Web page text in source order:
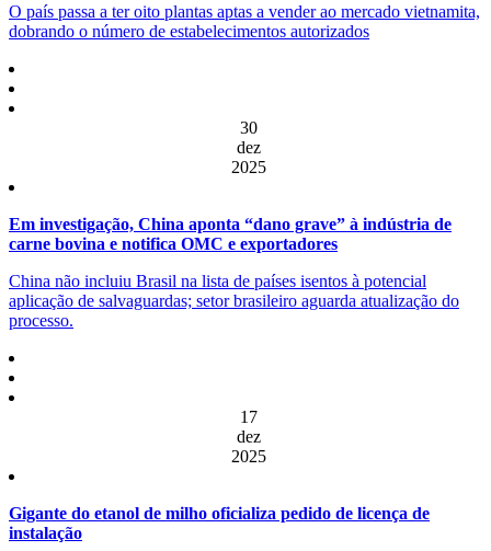
O país passa a ter oito plantas aptas a vender ao mercado vietnamita,
dobrando o número de estabelecimentos autorizados
30
dez
2025
Em investigação, China aponta “dano grave” à indústria de
carne bovina e notifica OMC e exportadores
China não incluiu Brasil na lista de países isentos à potencial
aplicação de salvaguardas; setor brasileiro aguarda atualização do
processo.
17
dez
2025
Gigante do etanol de milho oficializa pedido de licença de
instalação